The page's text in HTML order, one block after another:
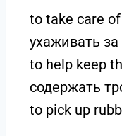
to take care
ухаживать
to help keep
содержать
to pick up